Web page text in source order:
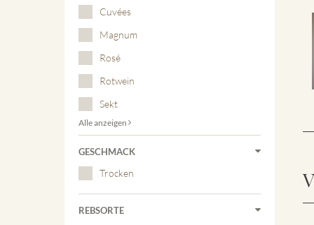
Cuvées
Magnum
Rosé
Rotwein
Sekt
Alle anzeigen
GESCHMACK
Trocken
REBSORTE